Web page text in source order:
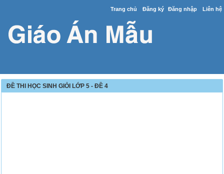
Trang chủ Đăng ký Đăng nhập Liên hệ
ĐỀ THI HỌC SINH GIỎI LỚP 5 - ĐỀ 4